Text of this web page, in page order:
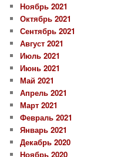
Ноябрь 2021
Октябрь 2021
Сентябрь 2021
Август 2021
Июль 2021
Июнь 2021
Май 2021
Апрель 2021
Март 2021
Февраль 2021
Январь 2021
Декабрь 2020
Ноябрь 2020